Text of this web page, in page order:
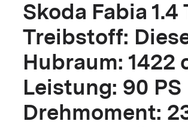
Skoda Fabia 1.4
Treibstoff:
Hubraum: 1422
Leistung: 90 PS
Drehmoment: